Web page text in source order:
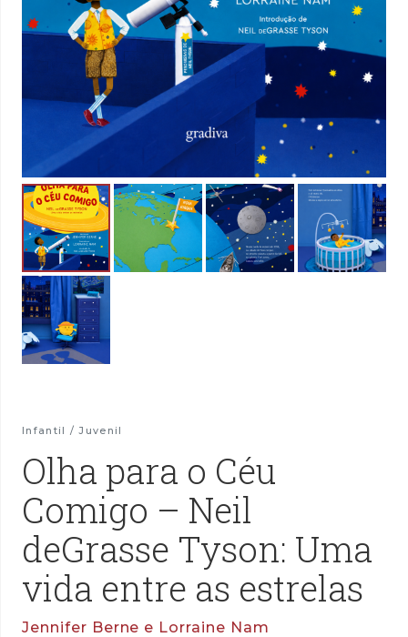
Infantil / Juvenil
Olha para o Céu
Comigo – Neil
deGrasse Tyson: Uma
vida entre as estrelas
Jennifer Berne e Lorraine Nam